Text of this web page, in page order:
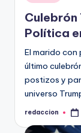
en
Culebrón
Política
El marido
último
postizos y
universo
Publicado
redaccion